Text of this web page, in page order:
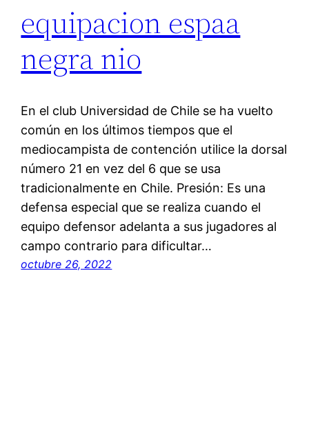
equipacion espaa
negra nio
En el club Universidad de Chile se ha vuelto
común en los últimos tiempos que el
mediocampista de contención utilice la dorsal
número 21 en vez del 6 que se usa
tradicionalmente en Chile. Presión: Es una
defensa especial que se realiza cuando el
equipo defensor adelanta a sus jugadores al
campo contrario para dificultar…
octubre 26, 2022